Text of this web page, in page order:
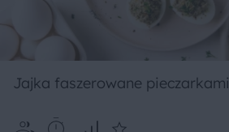
Jajka faszerowane pieczarkami